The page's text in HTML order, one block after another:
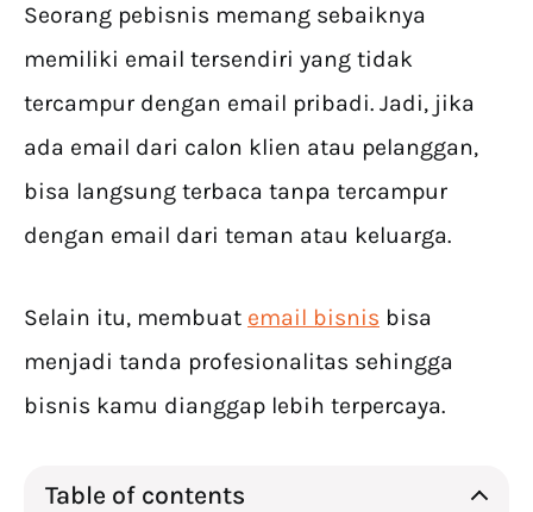
Seorang pebisnis memang sebaiknya
memiliki email tersendiri yang tidak
tercampur dengan email pribadi. Jadi, jika
ada email dari calon klien atau pelanggan,
bisa langsung terbaca tanpa tercampur
dengan email dari teman atau keluarga.
Selain itu, membuat email bisnis bisa
menjadi tanda profesionalitas sehingga
bisnis kamu dianggap lebih terpercaya.
Table of contents